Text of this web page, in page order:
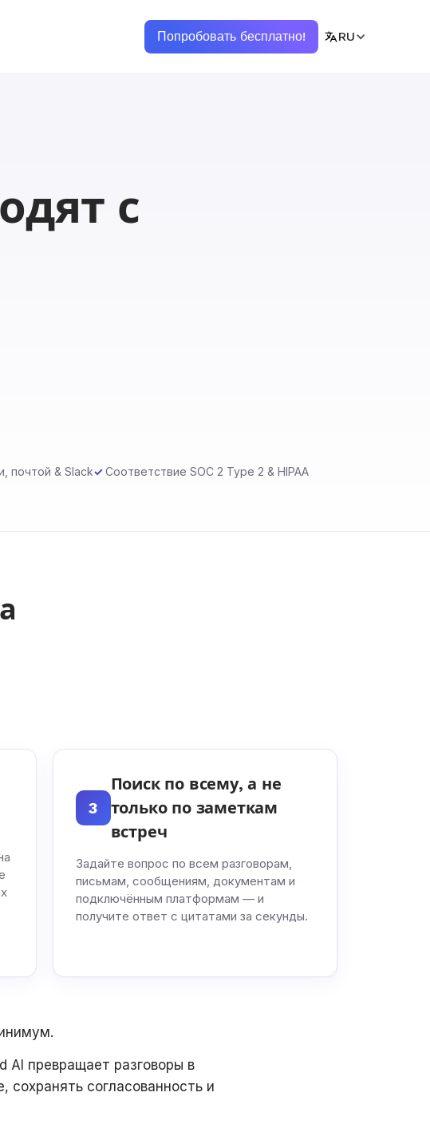
Попробовать бесплатно! RU
с
почтой & Slack Соответствие SOC 2 Type 2 & HIPAA
3
Поиск по всему, а не
только по заметкам
встреч
Задайте вопрос по всем разговорам,
письмам, сообщениям, документам и
подключённым платформам — и
получите ответ с цитатами за секунды.
превращает разговоры в
сохранять согласованность и